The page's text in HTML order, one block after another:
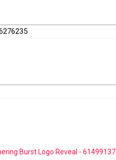
Burst Logo Reveal - 61499137